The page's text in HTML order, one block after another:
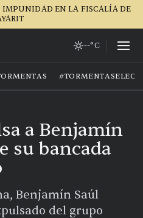
IMPUNIDAD EN LA FISCALÍA DE
--°C
a Benjamín
su bancada
Benjamín Saúl
del grupo